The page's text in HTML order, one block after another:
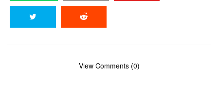
View Comments (0)